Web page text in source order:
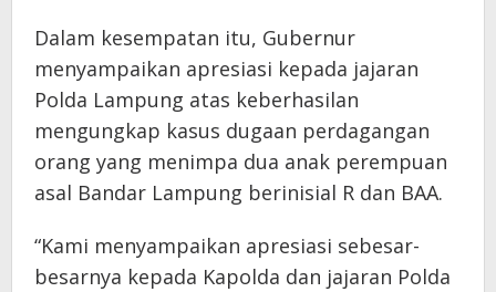
Dalam kesempatan itu, Gubernur
menyampaikan apresiasi kepada jajaran
Polda Lampung atas keberhasilan
mengungkap kasus dugaan perdagangan
orang yang menimpa dua anak perempuan
asal Bandar Lampung berinisial R dan BAA.
“Kami menyampaikan apresiasi sebesar-
besarnya kepada Kapolda dan jajaran Polda